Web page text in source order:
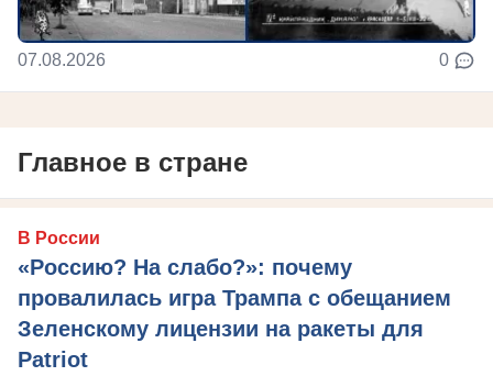
07.08.2026 0
Главное в стране
В России
«Россию? На слабо?»: почему
провалилась игра Трампа с обещанием
Зеленскому лицензии на ракеты для
Patriot